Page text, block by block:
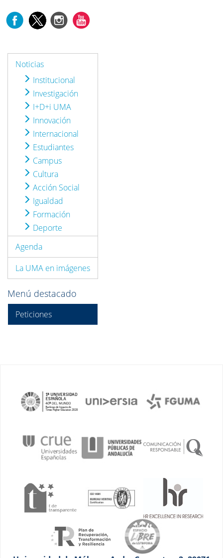
Noticias
Institucional
Investigación
I+D+i UMA
Innovación
Internacional
Estudiantes
Campus
Cultura
Acción Social
Igualdad
Formación
Deporte
Agenda
La UMA en imágenes
Menú destacado
Peticiones